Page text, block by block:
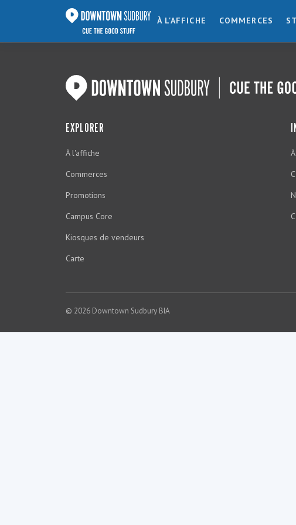
À L'AFFICHE COMMERCES
EXPLORER
À l'affiche
Commerces
Promotions
Campus Core
Kiosques de vendeurs
Carte
© 2026 Downtown Sudbury BIA